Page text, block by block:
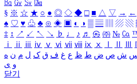
㏃ ㏉ ㏜ ㏆
§ ※ ☆ ★ ○ ● ◎ ◇ ◆ □ ■ △ ▽ → ←
♠ ♡ ♥ ♧ ♣ ⊙ ◈ ▣ ◐ ◑ ▒ ▤ ▨ ▧
‡ ↕ ↗ ↙ ↖ ↘ ♭ ♩ ♪ ♬ ㉿ ㈜ № ㏇
ⅰ
ⅱ ⅲ ⅳ ⅴ ⅵ ⅶ ⅷ ⅸ ⅹ
ش ص ض ط ظ ع غ ف ق ک ل م ن ه
و ی
닫기